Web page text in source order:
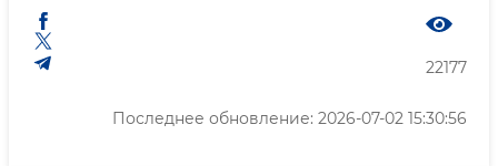
22177
Последнее обновление: 2026-07-02 15:30:56